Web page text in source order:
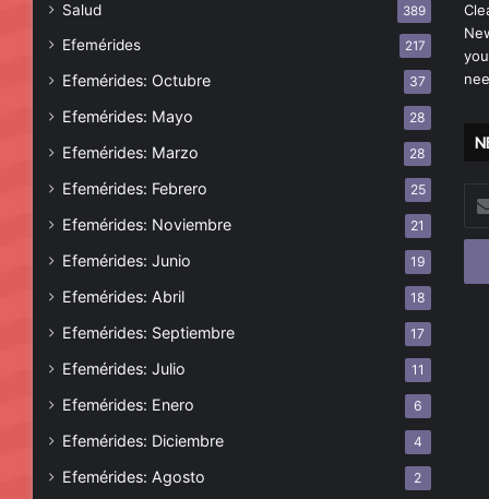
Salud 389
Efemérides 217
Efemérides: Octubre 37
Efemérides: Mayo 28
Efemérides: Marzo 28
Efemérides: Febrero 25
Efemérides: Noviembre 21
Efemérides: Junio 19
Efemérides: Abril 18
Efemérides: Septiembre 17
Efemérides: Julio 11
Efemérides: Enero 6
Efemérides: Diciembre 4
Efemérides: Agosto 2
tu